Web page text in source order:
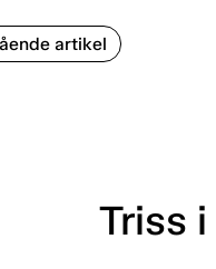
artikel
Triss